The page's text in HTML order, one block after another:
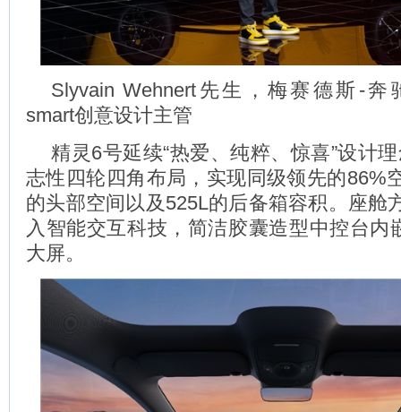
Slyvain Wehnert先生，梅赛德斯-
smart创意设计主管
精灵6号延续“热爱、纯粹、惊喜”设计
志性四轮四角布局，实现同级领先的86%
的头部空间以及525L的后备箱容积。座舱
入智能交互科技，简洁胶囊造型中控台内
大屏。